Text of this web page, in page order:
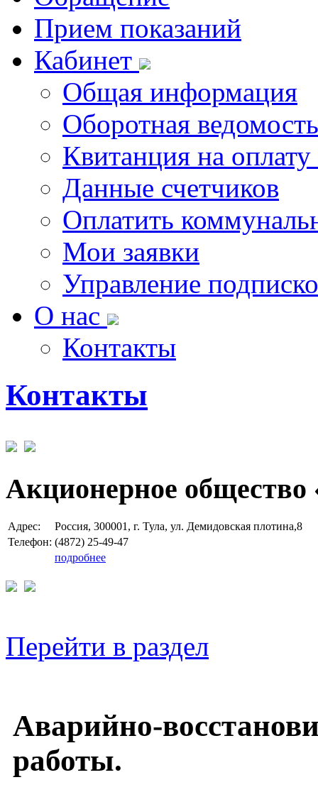
Прием показаний
Кабинет
Общая информация
Оборотная ведомость
Квитанция на
Данные счетчиков
Оплатить
Мои заявки
Управление
О нас
Контакты
Контакты
Акционерное общество
Адрес:
Россия, 300001, г. Тула, ул. Демидовская плотина,8
Телефон: (4872) 25-49-47
подробнее
Перейти в раздел
Аварийно-
работы.